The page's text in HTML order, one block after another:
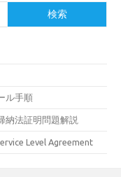
検索
ル手順
納法証明問題解説
Level Agreement